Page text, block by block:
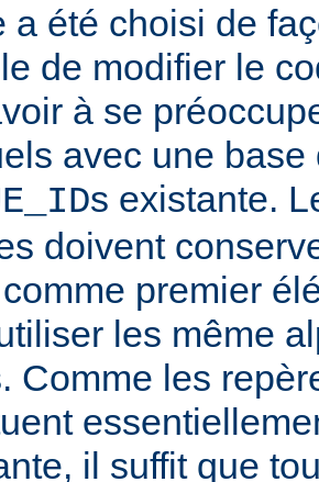
a été choisi de
de modifier le
à se
avec une
s existante.
doivent
premier
les même
Comme les
il suffit que